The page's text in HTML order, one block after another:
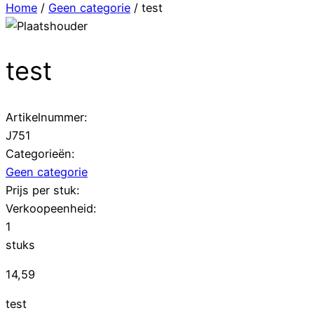
Home / Geen categorie / test
test
Artikelnummer:
J751
Categorieën:
Geen categorie
Prijs per stuk:
Verkoopeenheid:
1
stuks
14,59
test